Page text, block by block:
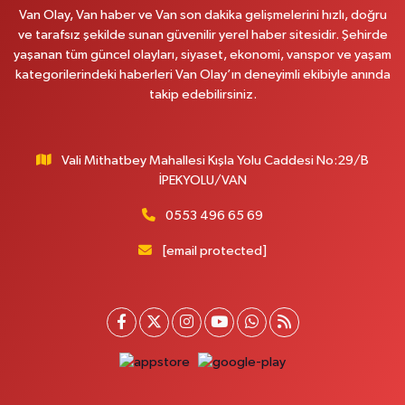
KARŞISI
0 (432) 351 02 96 Yol Tarifi Al
Beyazıt mah.zeylan cad.no:46 A
MAHMUDİYE MAH.ATATÜRK CAD.NO:29 D
0 (432) 712 22 87 Yol Tarifi Al
Van Olay, Van haber ve Van son dakika gelişmelerini hızlı, doğru
ve tarafsız şekilde sunan güvenilir yerel haber sitesidir. Şehirde
yaşanan tüm güncel olayları, siyaset, ekonomi, vanspor ve yaşam
kategorilerindeki haberleri Van Olay’ın deneyimli ekibiyle anında
takip edebilirsiniz.
Vali Mithatbey Mahallesi Kışla Yolu Caddesi No:29/B
İPEKYOLU/VAN
0553 496 65 69
[email protected]